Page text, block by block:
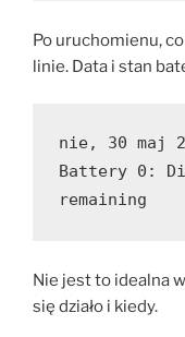
Po uruchomienu,
linie. Data i stan
nie, 30 maj
Battery 0:
remaining
Nie jest to idealna
się działo i kiedy.